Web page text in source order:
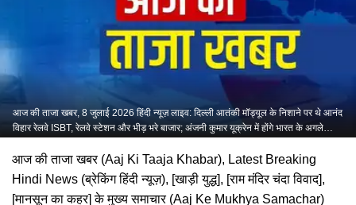
आज की ताजा खबर, 8 जुलाई 2026 हिंदी न्यूज़ लाइव: दिल्ली आतंकी मॉड्यूल के निशाने पर थे आनंद
विहार रेलवे ISBT, रेलवे स्टेशन और भीड़ भरे बाजार; अंजनी कुमार यूक्रेन में होंगे भारत के अगले
आज की ताजा खबर (Aaj Ki Taaja Khabar), Latest Breaking
Hindi News (ब्रेकिंग हिंदी न्यूज़), [खाड़ी युद्ध], [राम मंदिर चंदा विवाद],
[मानसून का कहर] के मुख्य समाचार (Aaj Ke Mukhya Samachar)